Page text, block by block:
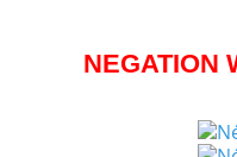
NEGATION